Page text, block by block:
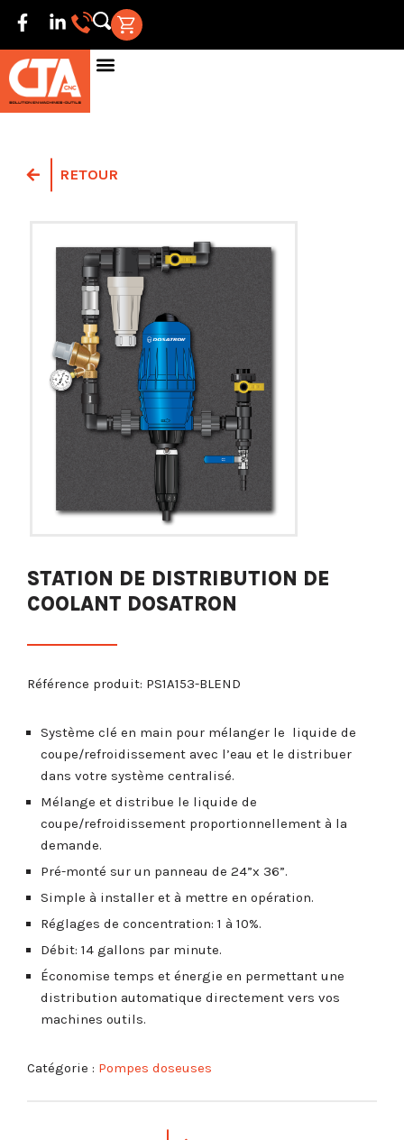
RETOUR
STATION DE DISTRIBUTION DE
COOLANT DOSATRON
Référence produit: PS1A153-BLEND
Système clé en main pour mélanger le liquide de
coupe/refroidissement avec l’eau et le distribuer
dans votre système centralisé.
Mélange et distribue le liquide de
coupe/refroidissement proportionnellement à la
demande.
Pré-monté sur un panneau de 24”x 36”.
Simple à installer et à mettre en opération.
Réglages de concentration: 1 à 10%.
Débit: 14 gallons par minute.
Économise temps et énergie en permettant une
distribution automatique directement vers vos
machines outils.
Catégorie : Pompes doseuses